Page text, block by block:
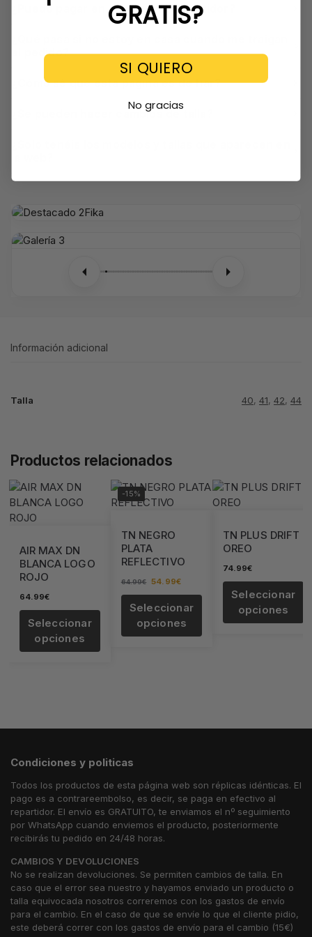
¿Puedo pagar en efectivo al repartidor?
el pedido?
¿Cómo sé que esta página es de fiar?
¿Se pueden hacer cambios de talla?
Información adicional
Talla 40, 41, 42, 44
Productos relacionados
AIR MAX DN
BLANCA LOGO
ROJO
64.99€
Seleccionar
opciones
-15%
TN NEGRO
PLATA
REFLECTIVO
64.99€ 54.99€
Seleccionar
opciones
TN PLUS DRIFT
OREO
74.99€
Seleccionar
opciones
Condiciones y politicas
Todos los productos de esta página web son réplicas idénticas. El
pago es a contrareembolso, es decir, se paga en efectivo al
repartidor. El envío es GRATUITO, te enviamos el nº seguimiento
por WhatsApp cuando enviemos el producto, posteriormente
recibirás tu pedido en 24/48 horas.
CAMBIOS Y DEVOLUCIONES
No se realizan devoluciones. Se permiten cambios de talla. En
caso que el error sea nuestro y hayamos enviado un producto o
talla equivocada nosotros correremos con los gastos de envío
para el cambio. En el caso de que se envíe lo que el cliente pidio,
este deberá correr con los gastos de envío para el cambio (15€)
GRATIS?
SI QUIERO
No gracias